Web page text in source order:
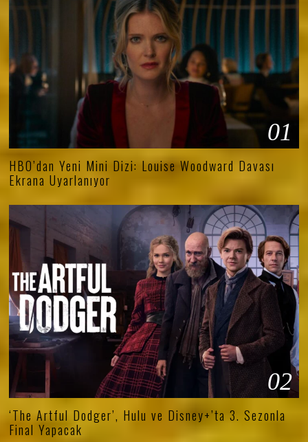
01
HBO’dan Yeni Mini Dizi: Louise Woodward Davası
Ekrana Uyarlanıyor
02
‘The Artful Dodger’, Hulu ve Disney+’ta 3. Sezonla
Final Yapacak